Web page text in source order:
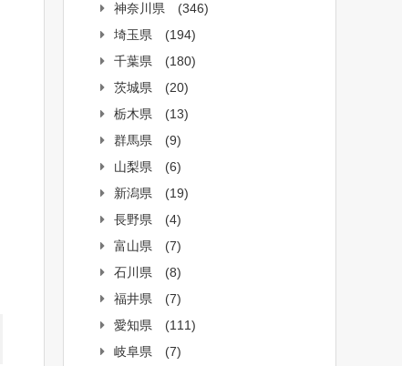
神奈川県
(346)
埼玉県
(194)
千葉県
(180)
茨城県
(20)
栃木県
(13)
群馬県
(9)
山梨県
(6)
新潟県
(19)
長野県
(4)
富山県
(7)
石川県
(8)
福井県
(7)
愛知県
(111)
岐阜県
(7)